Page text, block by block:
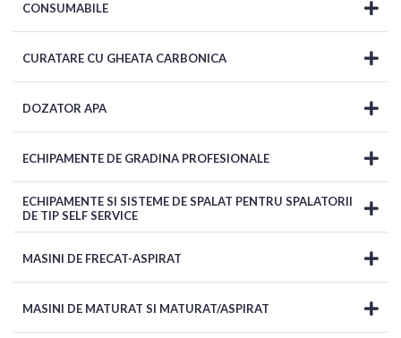
CONSUMABILE
CURATARE CU GHEATA CARBONICA
DOZATOR APA
ECHIPAMENTE DE GRADINA PROFESIONALE
ECHIPAMENTE SI SISTEME DE SPALAT PENTRU SPALATORII
DE TIP SELF SERVICE
MASINI DE FRECAT-ASPIRAT
MASINI DE MATURAT SI MATURAT/ASPIRAT